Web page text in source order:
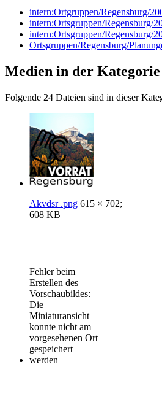
intern:Ortgruppen/Regensburg/
intern:Ortsgruppen/Regensburg/
intern:Ortsgruppen/Regensburg/
Ortsgruppen/Regensburg/
Medien in der Kategorie
Folgende 24 Dateien sind in dieser
Akvdsr .png 615 × 702;
608 KB
Fehler beim
Erstellen des
Vorschaubildes:
Die
Miniaturansicht
konnte nicht am
vorgesehenen Ort
gespeichert
werden